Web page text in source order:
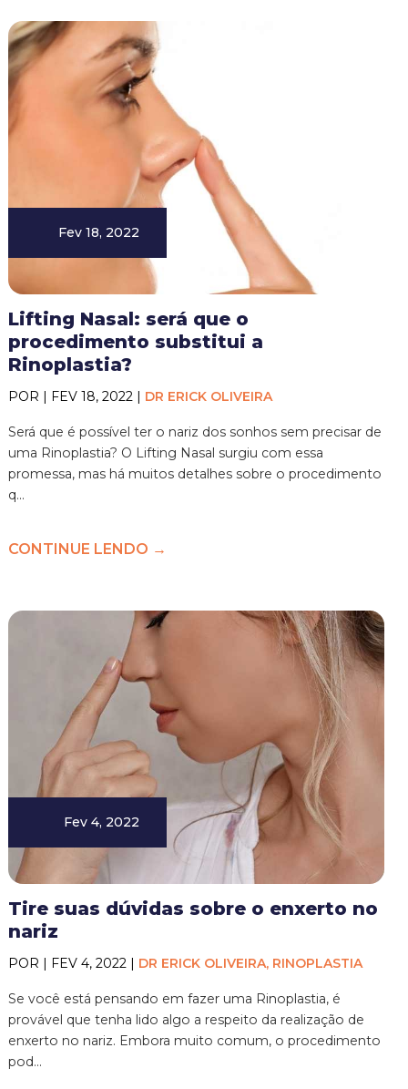
Fev 18, 2022
Lifting Nasal: será que o
procedimento substitui a
Rinoplastia?
POR | FEV 18, 2022 | DR ERICK OLIVEIRA
Será que é possível ter o nariz dos sonhos sem precisar de
uma Rinoplastia? O Lifting Nasal surgiu com essa
promessa, mas há muitos detalhes sobre o procedimento
q...
CONTINUE LENDO →
Fev 4, 2022
Tire suas dúvidas sobre o enxerto no
nariz
POR | FEV 4, 2022 | DR ERICK OLIVEIRA, RINOPLASTIA
Se você está pensando em fazer uma Rinoplastia, é
provável que tenha lido algo a respeito da realização de
enxerto no nariz. Embora muito comum, o procedimento
pod...